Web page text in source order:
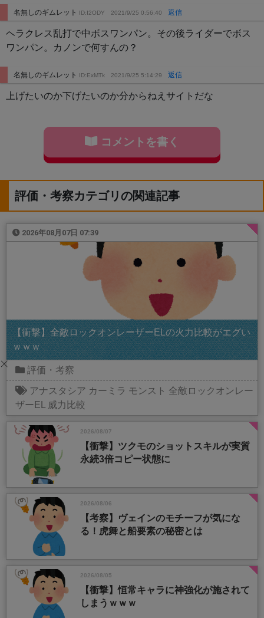
名無しのギムレット ID:I2ODY 2021/9/25 0:56:40 返信
ヘラクレス乱打で中ボスワンパン。その後ライダーでボス
ワンパン。カノンで何すんの？
名無しのギムレット ID:ExMTk 2021/9/25 5:14:29 返信
上げたいのか下げたいのか分からねえサイトだな
コメントを書く
評価・考察カテゴリの関連記事
2026年08月07日 07:39
【衝撃】全敵ロックオンレーザーELの火力比較がエグい
ｗｗｗ
評価・考察
アナスタシア カーミラ モンスト 全敵ロックオンレー
ザーEL
威力比較
2026/08/07
【衝撃】ツクモのショットスキルが実質
永続3倍コピー状態に
2026/08/06
【考察】ヴェインのモチーフが気にな
る！虎舞と船要素の秘密とは
2026/08/05
【衝撃】恒常キャラに神強化が施されて
しまうｗｗｗ